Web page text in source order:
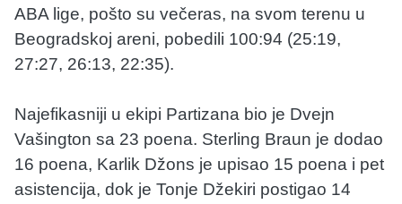
ABA lige, pošto su večeras, na svom terenu u
Beogradskoj areni, pobedili 100:94 (25:19,
27:27, 26:13, 22:35).
Najefikasniji u ekipi Partizana bio je Dvejn
Vašington sa 23 poena. Sterling Braun je dodao
16 poena, Karlik Džons je upisao 15 poena i pet
asistencija, dok je Tonje Džekiri postigao 14